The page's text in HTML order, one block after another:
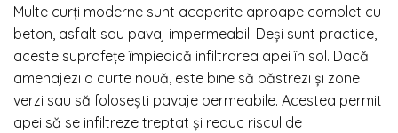
Multe curți moderne sunt acoperite aproape complet cu
beton, asfalt sau pavaj impermeabil. Deși sunt practice,
aceste suprafețe împiedică infiltrarea apei în sol. Dacă
amenajezi o curte nouă, este bine să păstrezi și zone
verzi sau să folosești pavaje permeabile. Acestea permit
apei să se infiltreze treptat și reduc riscul de